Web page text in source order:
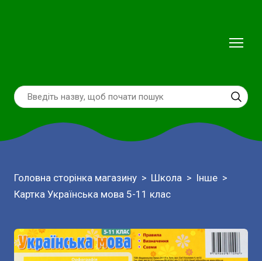
Головна сторінка магазину Школа
Інше
Картка Українська мова 5-11 клас